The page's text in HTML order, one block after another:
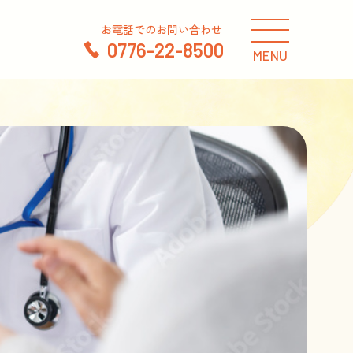
お電話でのお問い合わせ
0776-22-8500 MENU